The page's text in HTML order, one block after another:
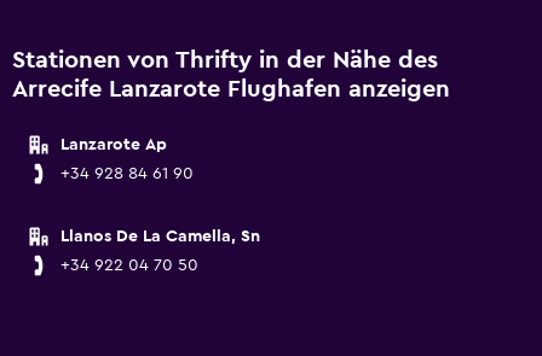
Stationen von Thrifty in der Nähe des
Arrecife Lanzarote Flughafen anzeigen
Lanzarote Ap
+34 928 84 61 90
Llanos De La Camella, Sn
+34 922 04 70 50